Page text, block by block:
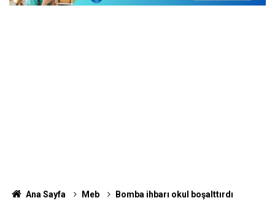
Ana Sayfa Meb Bomba ihbarı okul boşalttırdı